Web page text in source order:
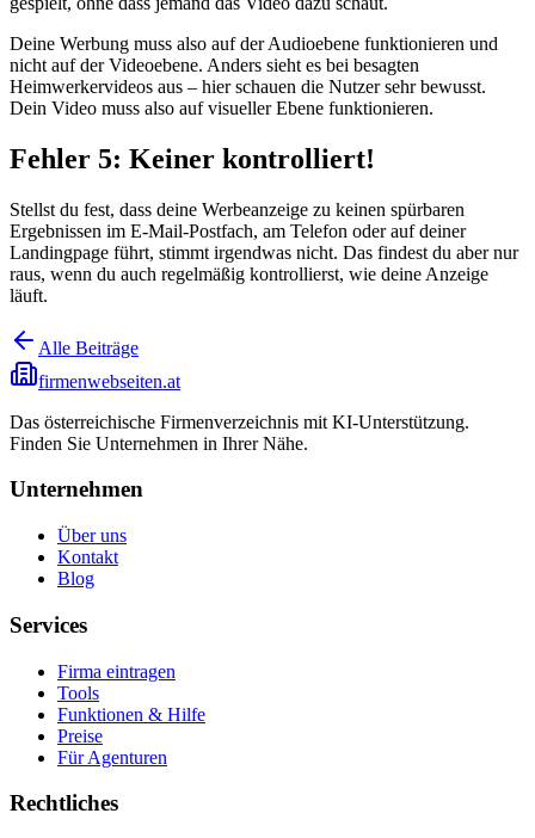
Deine Werbung muss also auf der Audioebene funktionieren und
nicht auf der Videoebene. Anders sieht es bei besagten
Heimwerkervideos aus – hier schauen die Nutzer sehr bewusst.
Dein Video muss also auf visueller Ebene funktionieren.
Fehler 5: Keiner kontrolliert!
Stellst du fest, dass deine Werbeanzeige zu keinen spürbaren
Ergebnissen im E-Mail-Postfach, am Telefon oder auf deiner
Landingpage führt, stimmt irgendwas nicht. Das findest du aber nur
raus, wenn du auch regelmäßig kontrollierst, wie deine Anzeige
läuft.
Alle Beiträge
firmenwebseiten.at
Das österreichische Firmenverzeichnis mit KI-Unterstützung.
Finden Sie Unternehmen in Ihrer Nähe.
Unternehmen
Über uns
Kontakt
Blog
Services
Firma eintragen
Tools
Funktionen & Hilfe
Preise
Für Agenturen
Rechtliches